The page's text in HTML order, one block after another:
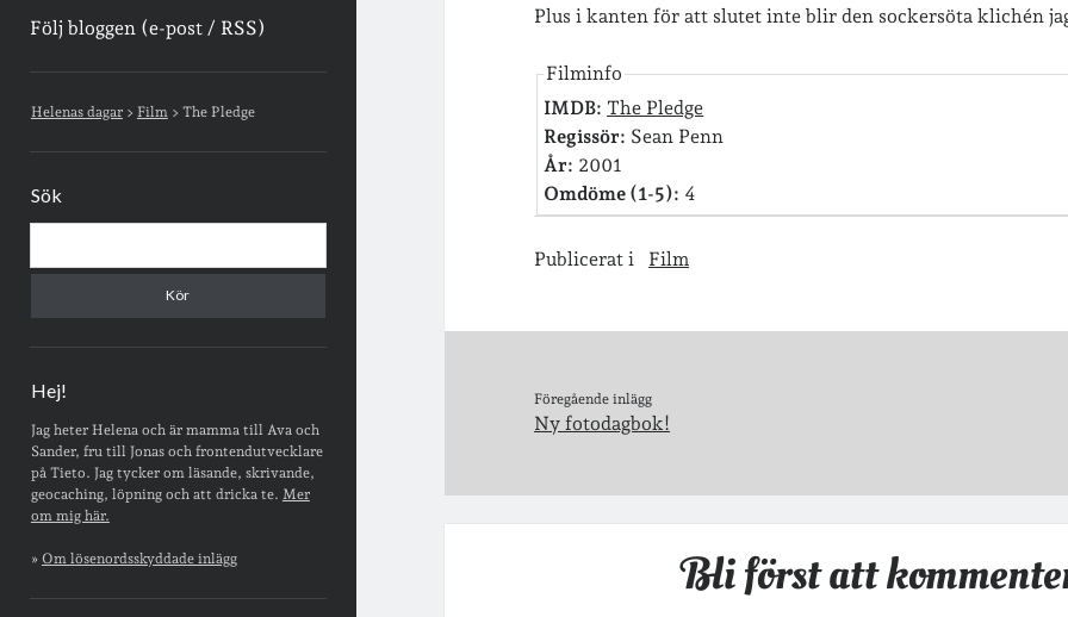
Följ bloggen (e-post / RSS)
Sidopanel
Helenas dagar> Film > The Pledge
Sök
Hej!
Jag heter Helena och är mamma till Ava och
Sander, fru till Jonas och frontendutvecklare
på Tieto. Jag tycker om läsande, skrivande,
geocaching, löpning och att dricka te. Mer
om mig här.
» Om lösenordsskyddade inlägg
Plus i kanten för att slutet inte blir den sockersöta klichén
Filminfo
IMDB: The Pledge
Regissör: Sean Penn
År: 2001
Omdöme (1-5): 4
Publicerat i Film
Föregående inlägg
Ny fotodagbok!
Bli först att